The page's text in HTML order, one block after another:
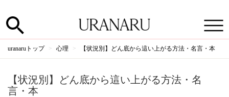
uranaruトップ 心理 【状況別】どん底から這い上がる方法・名言・本
【状況別】どん底から這い上がる方法・名
言・本